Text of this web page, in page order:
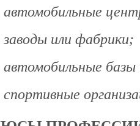
автомобильные
заводы или фабрики;
автомобильные
спортивные